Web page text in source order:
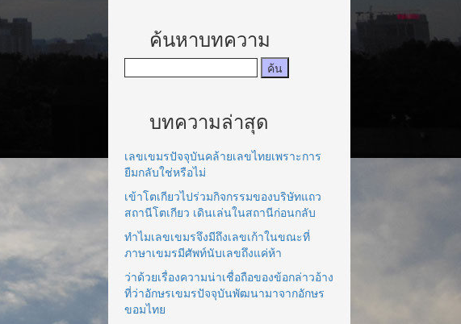
ค้นหาบทความ
บทความล่าสุด
เลขเขมรปัจจุบันคล้ายเลขไทยเพราะการ
ยืมกลับใช่หรือไม่
เข้าโตเกียวไปร่วมกิจกรรมของบริษัทแถว
สถานีโตเกียว เดินเล่นในสถานีก่อนกลับ
ทำไมเลขเขมรจึงมีถึงเลขเก้าในขณะที่
ภาษาเขมรมีศัพท์นับเลขถึงแค่ห้า
ว่าด้วยเรื่องความน่าเชื่อถือของข้อกล่าวอ้าง
ที่ว่าอักษรเขมรปัจจุบันพัฒนามาจากอักษร
ขอมไทย